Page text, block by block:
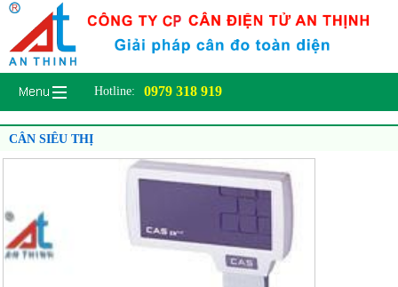
Hotline: 0979 318 919
CÂN SIÊU THỊ